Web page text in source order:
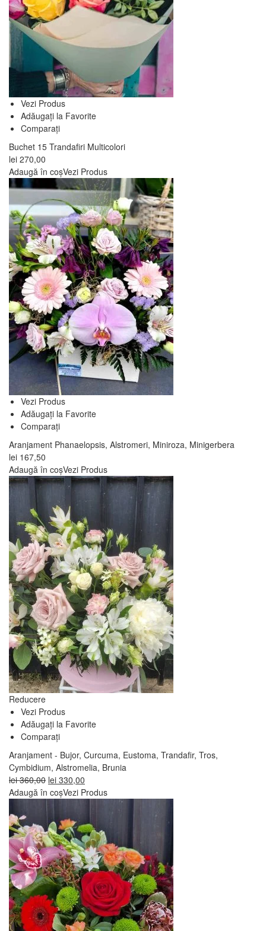
Vezi Produs
Adăugați la Favorite
Comparați
Buchet 15 Trandafiri Multicolori
lei 270,00
Adaugă în coșVezi Produs
Vezi Produs
Adăugați la Favorite
Comparați
Aranjament Phanaelopsis, Alstromeri, Miniroza, Minigerbera
lei 167,50
Adaugă în coșVezi Produs
Reducere
Vezi Produs
Adăugați la Favorite
Comparați
Aranjament - Bujor, Curcuma, Eustoma, Trandafir, Tros,
Cymbidium, Alstromelia, Brunia
lei360,00 Prețul
inițial
fost:
lei 360,00.
lei 330,00
curent
lei 330,00.
Adaugă în coșVezi Produs